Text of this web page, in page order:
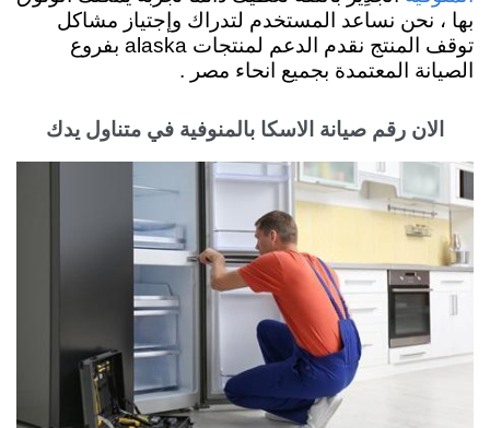
بها ، نحن نساعد المستخدم لتدراك وإجتياز مشاكل
توقف المنتج نقدم
الدعم لمنتجات alaska بفروع
الصيانة المعتمدة بجميع انحاء مصر .
الان رقم صيانة الاسكا بالمنوفية في متناول يدك